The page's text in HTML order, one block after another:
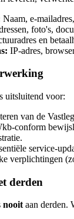
Naam, e-
foto's,
en
IP-adres,
uitsluitend voor:
van de
conform
service-
verplichtingen
derden
nooit aan derden.